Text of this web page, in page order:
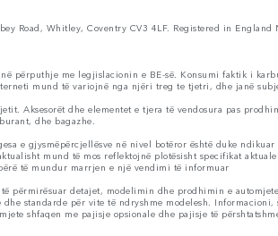
Road, Whitley, Coventry CV3 4LF. Registered in England
përputhje me legjislacionin e BE-së. Konsumi faktik i
mund të variojnë nga njëri treg te tjetri, dhe janë
Aksesorët dhe elementet e tjera të vendosura pas
dhe bagazhe.
e gjysmëpërcjellësve në nivel botëror është duke
mund të mos reflektojnë plotësisht specifikat
të mundur marrjen e një vendimi të informuar
përmirësuar detajet, modelimin dhe prodhimin e
standarde për vite të ndryshme modelesh.
shfaqen me pajisje opsionale dhe pajisje të